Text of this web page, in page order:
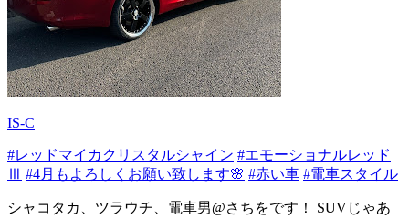
IS-C
#レッドマイカクリスタルシャイン #エモーショナルレッド
Ⅲ #4月もよろしくお願い致します🌸 #赤い車 #電車スタイル
シャコタカ、ツラウチ、電車男@さちをです！ SUVじゃあ